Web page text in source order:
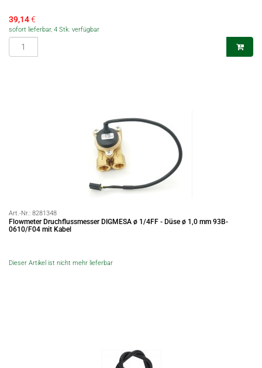
39,14€
sofort lieferbar, 4 Stk. verfügbar
Art.-Nr.: 8281348
Flowmeter Druchflussmesser DIGMESA ø 1/4FF - Düse ø 1,0 mm 93B-
0610/F04 mit Kabel
Dieser Artikel ist nicht mehr lieferbar